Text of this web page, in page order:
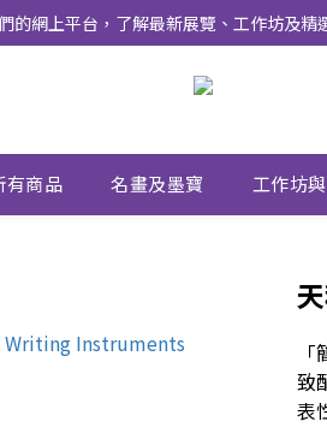
網上平台，了解最新展覽、工作坊及精
有商品 名畫及墨寶 工作坊
致
表